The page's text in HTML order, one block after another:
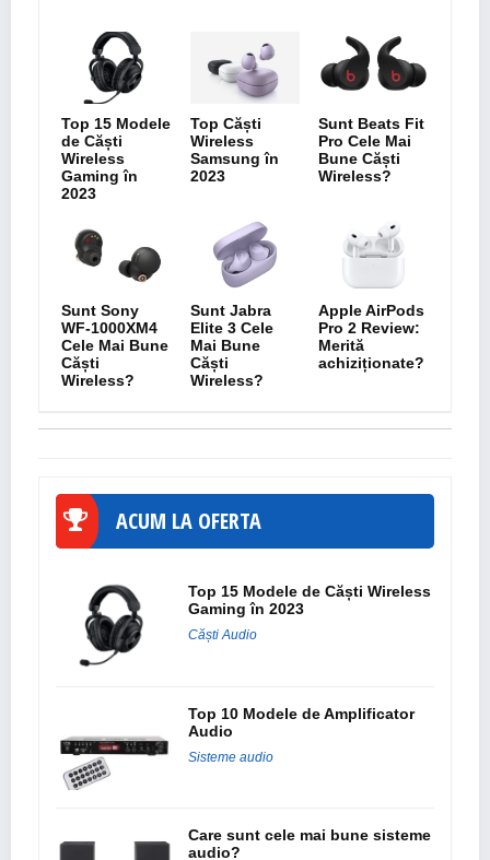
Top 15 Modele
de Căști
Wireless
Gaming în
2023
Top Căști
Wireless
Samsung în
2023
Sunt Beats Fit
Pro Cele Mai
Bune Căști
Wireless?
Sunt Sony
WF-1000XM4
Cele Mai Bune
Căști
Wireless?
Sunt Jabra
Elite 3 Cele
Mai Bune
Căști
Wireless?
Apple AirPods
Pro 2 Review:
Merită
achiziționate?
ACUM LA OFERTA
Top 15 Modele de Căști Wireless
Gaming în 2023
Căști Audio
Top 10 Modele de Amplificator
Audio
Sisteme audio
Care sunt cele mai bune sisteme
audio?